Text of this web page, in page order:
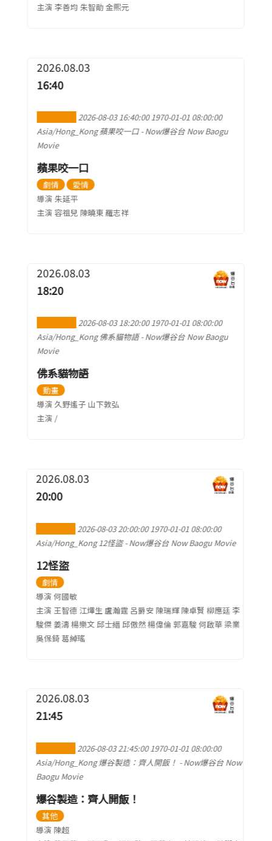
主演 李善均 朱智勛 金熙元
2026.08.03
16:40
2026-08-03 16:40:001970-01-01 08:00:00
Asia/Hong_Kong 蘋果咬一口 -Now爆谷台 Now Baogu
Movie
蘋果咬一口
劇情
愛情
導演 朱延平
主演 容祖兒 陳曉東 羅志祥
2026.08.03
18:20
2026-08-03 18:20:001970-01-01 08:00:00
Asia/Hong_Kong 佛系貓物語 -Now爆谷台 Now Baogu
Movie
佛系貓物語
動畫
導演 久野遙子 山下敦弘
主演 /
2026.08.03
20:00
2026-08-03 20:00:00 1970-01-01 08:00:00
Asia/Hong_Kong 12怪盜-Now爆谷台 Now Baogu Movie
12怪盜
劇情
導演 何國敏
主演 王智德 江熚生 盧瀚霆 呂爵安 陳瑞輝 陳卓賢 柳應廷 李
駿傑 姜濤 楊樂文 邱士縉 邱傲然 楊偉倫 郭嘉駿 何啟華 梁業
吳保錡 葛綽瑤
2026.08.03
21:45
2026-08-03 21:45:00 1970-01-01 08:00:00
Asia/Hong_Kong爆谷製造：齊人開飯！ -Now爆谷台 Now
Baogu Movie
爆谷製造：齊人開飯！
其他
導演 陳超